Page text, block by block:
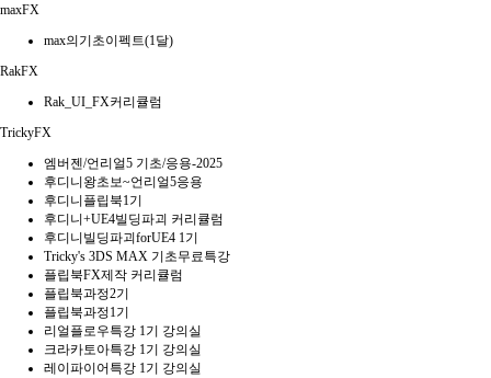
maxFX
max의기초이펙트(1달)
RakFX
Rak_UI_FX커리큘럼
TrickyFX
엠버젠/언리얼5 기초/응용-2025
후디니왕초보~언리얼5응용
후디니플립북1기
후디니+UE4빌딩파괴 커리큘럼
후디니빌딩파괴forUE4 1기
Tricky's 3DS MAX 기초무료특강
플립북FX제작 커리큘럼
플립북과정2기
플립북과정1기
리얼플로우특강 1기 강의실
크라카토아특강 1기 강의실
레이파이어특강 1기 강의실